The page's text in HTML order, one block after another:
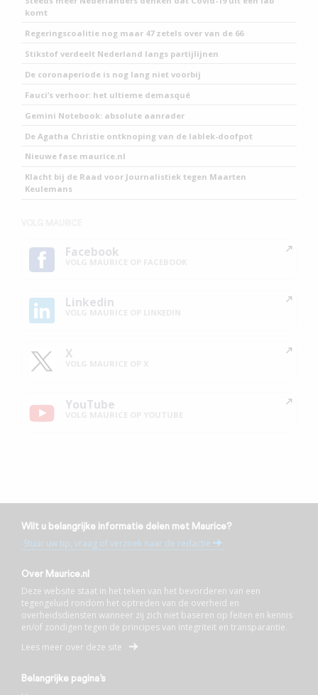
komt
Regeringscoalitie nog maar 47 zetels over van de 66
Stikstof verdeelt Nederland langs partijlijnen
De coronaperiode is nog lang niet voorbij
Fauci’s verhoor: het ultieme demasqué
Gemini Notebook: absolute aanrader
De Agatha Christie ontknoping van de lablek-doofpot
Nieuwe fase maurice.nl
Klacht bij de Raad voor Journalistiek tegen Maarten
Keulemans
Facebook
Linkedin
X
YouTube
Wilt u belangrijke informatie delen met Maurice?
Stuur uw tip, vraag of verzoek naar de redactie
Over Maurice.nl
Deze website staat in het teken van het bevorderen van een
tegengeluid rondom het optreden van de overheid en
overheidsdiensten wanneer zij zich niet baseren op feiten en kennis
en/of zondigen tegen de principes van integriteit en transparantie.
Lees meer over deze site
Belangrijke pagina’s